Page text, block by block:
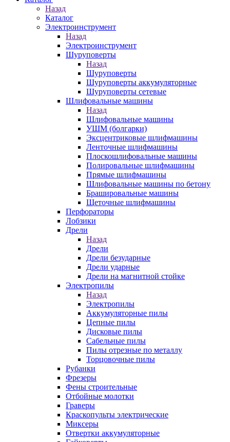
Назад
Каталог
Электроинструмент
Назад
Электроинструмент
Шуруповерты
Назад
Шуруповерты
Шуруповерты аккумуляторные
Шуруповерты сетевые
Шлифовальные машины
Назад
Шлифовальные машины
УШМ (болгарки)
Эксцентриковые шлифмашины
Ленточные шлифмашины
Плоскошлифовальные машины
Полировальные шлифмашины
Прямые шлифмашины
Шлифовальные машины по бетону
Брашировальные машины
Щеточные шлифмашины
Перфораторы
Лобзики
Дрели
Назад
Дрели
Дрели безударные
Дрели ударные
Дрели на магнитной стойке
Электропилы
Назад
Электропилы
Аккумуляторные пилы
Цепные пилы
Дисковые пилы
Сабельные пилы
Пилы отрезные по металлу
Торцовочные пилы
Рубанки
Фрезеры
Фены строительные
Отбойные молотки
Граверы
Краскопульты электрические
Миксеры
Отвертки аккумуляторные